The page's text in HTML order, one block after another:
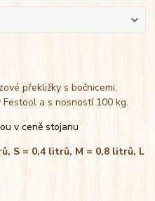
překližky s bočnicemi.
a s nosností 100 kg.
v ceně stojanu
S = 0,4 litrů, M = 0,8 litrů, L